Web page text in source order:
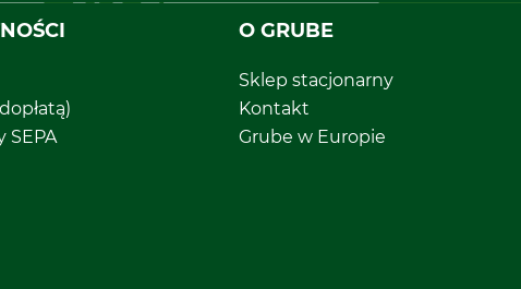
SEPA
O GRUBE
Sklep stacjonarny
Kontakt
Grube w Europie